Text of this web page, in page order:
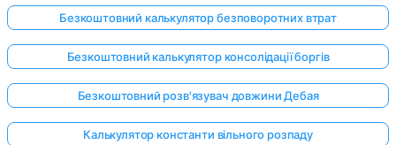
Безкоштовний калькулятор безповоротних втрат
Безкоштовний калькулятор консолідації боргів
Безкоштовний розв'язувач довжини Дебая
Калькулятор константи вільного розпаду